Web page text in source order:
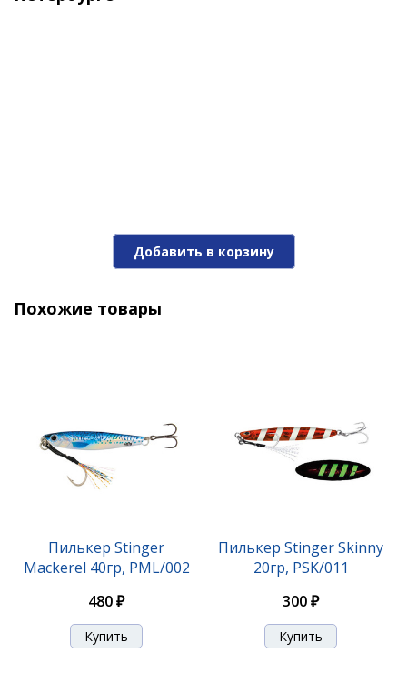
Добавить в корзину
Похожие товары
Пилькер Stinger
Mackerel 40гр, PML/002
480 ₽
Пилькер Stinger Skinny
20гр, PSK/011
300 ₽